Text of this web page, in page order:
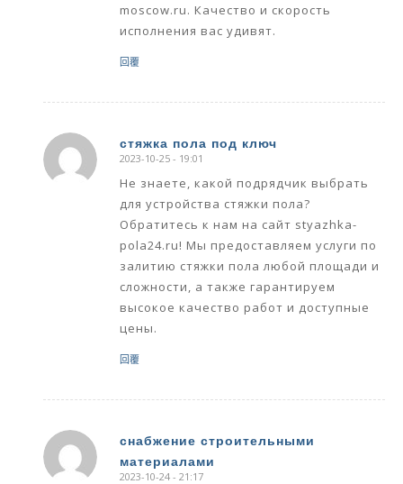
moscow.ru. Качество и скорость
исполнения вас удивят.
回覆
стяжка пола под ключ
says:
2023-10-25 - 19:01
Не знаете, какой подрядчик выбрать
для устройства стяжки пола?
Обратитесь к нам на сайт styazhka-
pola24.ru! Мы предоставляем услуги по
залитию стяжки пола любой площади и
сложности, а также гарантируем
высокое качество работ и доступные
цены.
回覆
снабжение строительными
материалами
says:
2023-10-24 - 21:17